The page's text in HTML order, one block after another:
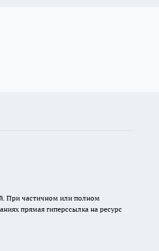
При частичном или полном
прямая гиперссылка на ресурс